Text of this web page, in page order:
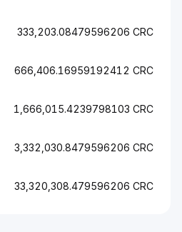
333,203.08479596206 CRC
666,406.16959192412 CRC
1,666,015.4239798103 CRC
3,332,030.8479596206 CRC
33,320,308.479596206 CRC